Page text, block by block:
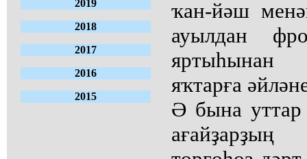
2019
2018
2017
2016
2015
ҡан-йәш
ауылдан
яртыһынан
яҡтарға
Ә бына уттар